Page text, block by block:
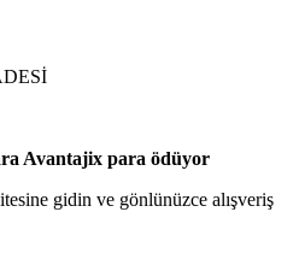
Avantajix para ödüyor
gidin ve gönlünüzce alışveriş